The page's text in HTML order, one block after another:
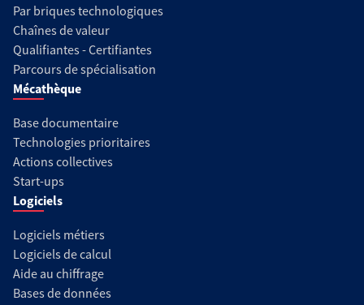
Par briques technologiques
Chaînes de valeur
Qualifiantes - Certifiantes
Parcours de spécialisation
Mécathèque
Base documentaire
Technologies prioritaires
Actions collectives
Start-ups
Logiciels
Logiciels métiers
Logiciels de calcul
Aide au chiffrage
Bases de données